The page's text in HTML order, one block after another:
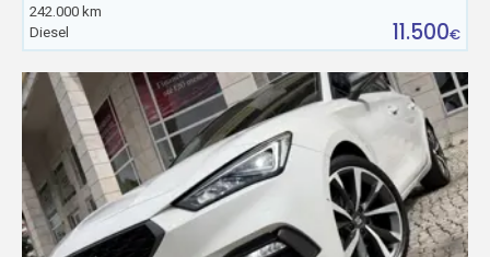
242.000 km
Diesel
11.500€